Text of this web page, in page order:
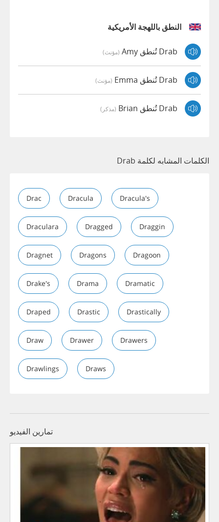
النطق باللهجة الأمريكية
Drab تُنطق Amy (مؤنث)
Drab تُنطق Emma (مؤنث)
Drab تُنطق Brian (مذكر)
الكلمات المشابه لكلمة Drab
Drac Dracula Dracula's
Draculara Dragged Draggin
Dragnet Dragons Dragoon
Drake's Drama Dramatic
Draped Drastic Drastically
Draw Drawer Drawers
Drawlings Draws
تمارين الفيديو